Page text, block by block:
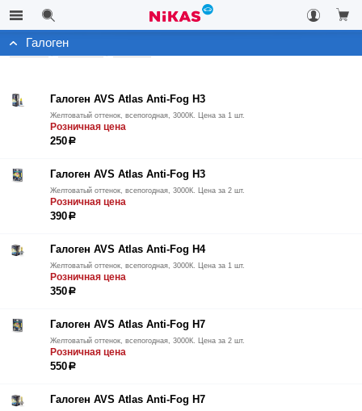
Галоген
Галоген AVS Atlas Anti-Fog H3
Желтоватый оттенок, всепогодная, 3000К. Цена за 1 шт.
Розничная цена
250р
Галоген AVS Atlas Anti-Fog H3
Желтоватый оттенок, всепогодная, 3000К. Цена за 2 шт.
Розничная цена
390р
Галоген AVS Atlas Anti-Fog H4
Желтоватый оттенок, всепогодная, 3000К. Цена за 1 шт.
Розничная цена
350р
Галоген AVS Atlas Anti-Fog H7
Желтоватый оттенок, всепогодная, 3000К. Цена за 2 шт.
Розничная цена
550р
Галоген AVS Atlas Anti-Fog H7